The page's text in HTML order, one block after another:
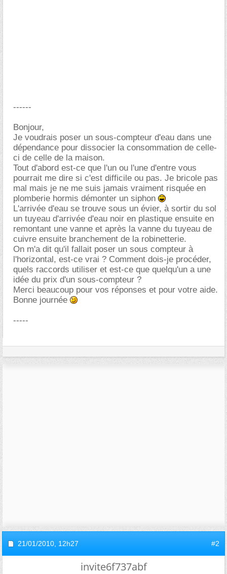
------
Bonjour,
Je voudrais poser un sous-compteur d'eau dans une
dépendance pour dissocier la consommation de celle-
ci de celle de la maison.
Tout d'abord est-ce que l'un ou l'une d'entre vous
pourrait me dire si c'est difficile ou pas. Je bricole pas
mal mais je ne me suis jamais vraiment risquée en
plomberie hormis démonter un siphon
L'arrivée d'eau se trouve sous un évier, à sortir du sol
un tuyeau d'arrivée d'eau noir en plastique ensuite en
remontant une vanne et après la vanne du tuyeau de
cuivre ensuite branchement de la robinetterie.
On m'a dit qu'il fallait poser un sous compteur à
l'horizontal, est-ce vrai ? Comment dois-je procéder,
quels raccords utiliser et est-ce que quelqu'un a une
idée du prix d'un sous-compteur ?
Merci beaucoup pour vos réponses et pour votre aide.
Bonne journée
-----
21/01/2010, 12h27 #2
invite6f737abf